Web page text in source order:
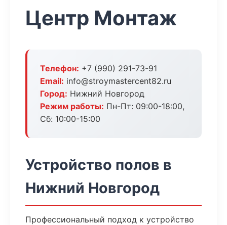
Центр Монтаж
Телефон: +7 (990) 291-73-91
Email: info@stroymastercent82.ru
Город: Нижний Новгород
Режим работы: Пн-Пт: 09:00-18:00,
Сб: 10:00-15:00
Устройство полов в
Нижний Новгород
Профессиональный подход к устройство